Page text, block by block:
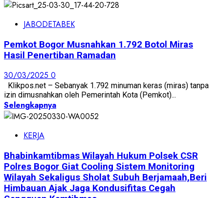
JABODETABEK
Pemkot Bogor Musnahkan 1.792 Botol Miras
Hasil Penertiban Ramadan
30/03/2025 0
Klikpos.net – Sebanyak 1.792 minuman keras (miras) tanpa
izin dimusnahkan oleh Pemerintah Kota (Pemkot)...
Selengkapnya
KERJA
Bhabinkamtibmas Wilayah Hukum Polsek CSR
Polres Bogor Giat Cooling Sistem Monitoring
Wilayah Sekaligus Sholat Subuh Berjamaah,Beri
Himbauan Ajak Jaga Kondusifitas Cegah